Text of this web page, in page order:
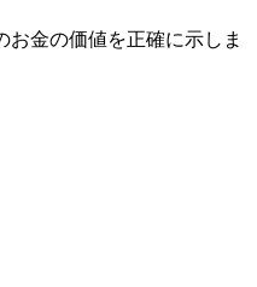
金の価値を正確に示しま